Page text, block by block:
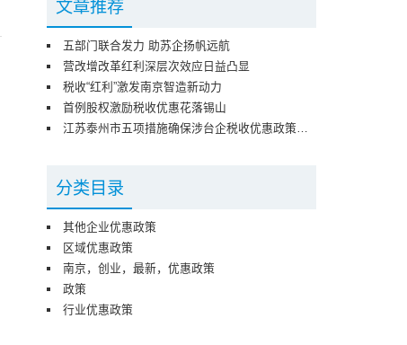
文章推荐
五部门联合发力 助苏企扬帆远航
营改增改革红利深层次效应日益凸显
税收“红利”激发南京智造新动力
首例股权激励税收优惠花落锡山
江苏泰州市五项措施确保涉台企税收优惠政策落地见效
分类目录
其他企业优惠政策
区域优惠政策
南京，创业，最新，优惠政策
政策
行业优惠政策